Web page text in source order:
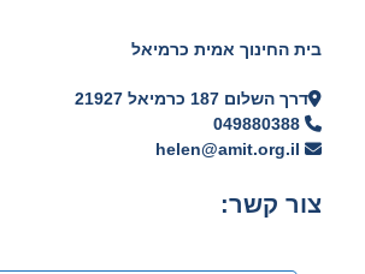
בית החינוך אמית כרמיאל
דרך השלום 187 כרמיאל 21927
049880388
helen@amit.org.il
צור קשר: